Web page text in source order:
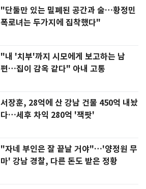
"단둘만 있는 밀폐된 공간과 술…황정민
폭로녀는 두가지에 집착했다"
"내 '치부'까지 시모에게 보고하는 남
편…집이 감옥 같다" 아내 고통
서장훈, 28억에 산 강남 건물 450억 내놨
다…세후 차익 280억 '잭팟'
"자네 부인은 잘 끝날 거야"…'양정원 무
마' 강남 경찰, 다른 돈도 받은 정황